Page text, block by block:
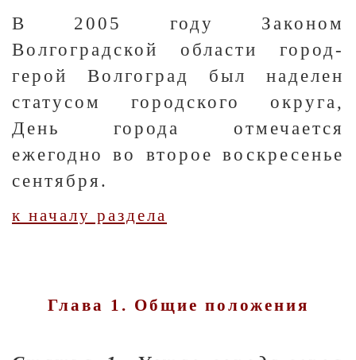
В 2005 году Законом
Волгоградской области город-
герой Волгоград был наделен
статусом городского округа,
День города отмечается
ежегодно во второе воскресенье
сентября.
к началу раздела
Глава 1. Общие положения